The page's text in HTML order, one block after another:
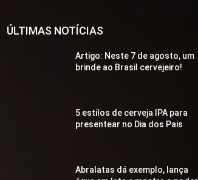
ÚLTIMAS NOTÍCIAS
Artigo: Neste 7 de agosto, um
brinde ao Brasil cervejeiro!
5 estilos de cerveja IPA para
presentear no Dia dos Pais
Abralatas dá exemplo, lança